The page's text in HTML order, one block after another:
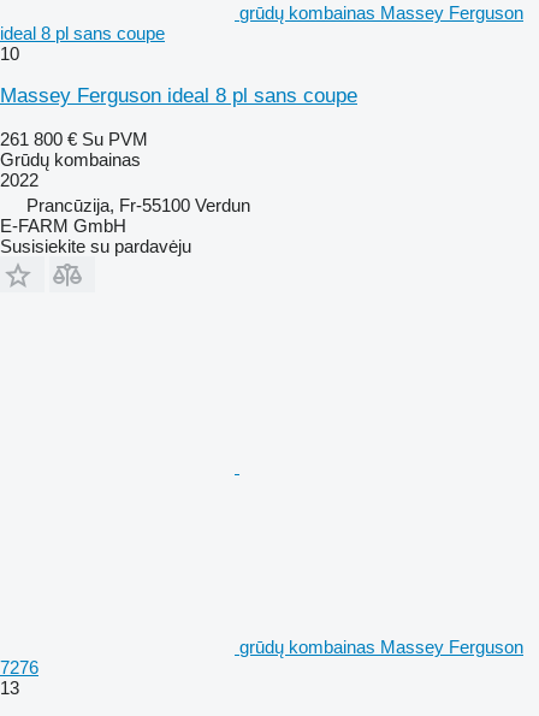
grūdų kombainas Massey Ferguson
ideal 8 pl sans coupe
10
Massey Ferguson ideal 8 pl sans coupe
261 800 € Su PVM
Grūdų kombainas
2022
Prancūzija, Fr-55100 Verdun
E-FARM GmbH
Susisiekite su pardavėju
grūdų kombainas Massey Ferguson
7276
13